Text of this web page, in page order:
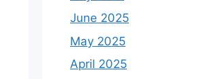
June 2025
May 2025
April 2025